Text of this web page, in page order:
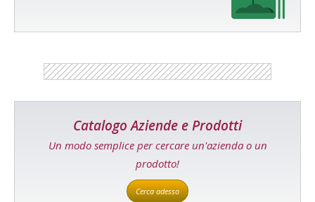
Catalogo Aziende e Prodotti
Un modo semplice per cercare un'azienda o un
prodotto!
Cerca adesso